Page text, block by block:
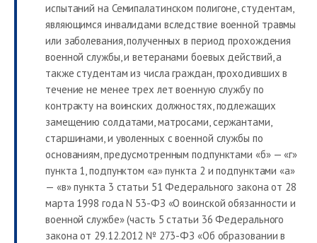
испытаний на Семипалатинском полигоне, студентам,
являющимся инвалидами вследствие военной травмы
или заболевания, полученных в период прохождения
военной службы, и ветеранами боевых действий, а
также студентам из числа граждан, проходивших в
течение не менее трех лет военную службу по
контракту на воинских должностях, подлежащих
замещению солдатами, матросами, сержантами,
старшинами, и уволенных с военной службы по
основаниям, предусмотренным подпунктами «б» — «г»
пункта 1, подпунктом «а» пункта 2 и подпунктами «а»
— «в» пункта 3 статьи 51 Федерального закона от 28
марта 1998 года N 53-ФЗ «О воинской обязанности и
военной службе» (часть 5 статьи 36 Федерального
закона от 29.12.2012 № 273-ФЗ «Об образовании в